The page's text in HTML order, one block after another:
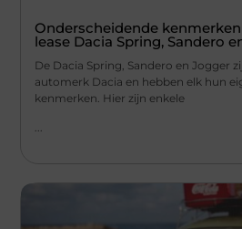
Onderscheidende
lease Dacia Spring, Sandero
De Dacia Spring, Sandero en Jogger
automerk Dacia en hebben elk hun
kenmerken. Hier zijn enkele
...